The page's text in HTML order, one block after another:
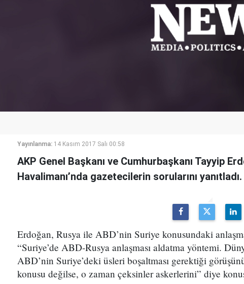
Yayınlanma: 14 Kasım 2017 Salı 00:58
AKP Genel Başkanı ve Cumhurbaşkanı Tayyip
Havalimanı’nda gazetecilerin sorularını yanıtladı.
Erdoğan, Rusya ile ABD’nin Suriye konusundaki
“Suriye’de ABD-Rusya anlaşması aldatma yöntemi.
ABD’nin Suriye’deki üsleri boşaltması gerektiği
konusu değilse, o zaman çeksinler askerlerini” diye